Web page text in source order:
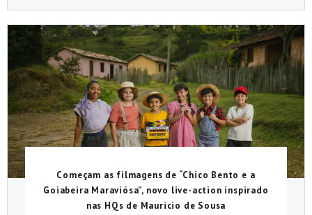
Começam as filmagens de “Chico Bento e a
Goiabeira Maraviósa”, novo live-action inspirado
nas HQs de Mauricio de Sousa